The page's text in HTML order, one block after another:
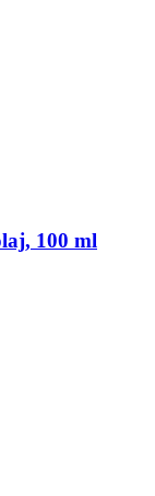
100 ml